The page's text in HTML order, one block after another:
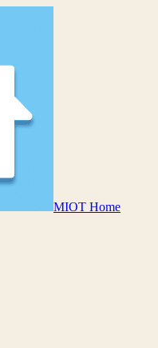
MIOT Home